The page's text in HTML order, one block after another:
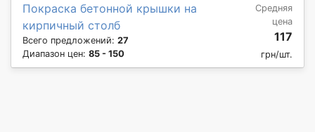
Покраска бетонной крышки на
кирпичный столб
Всего предложений: 27
Диапазон цен: 85 - 150
Средняя
цена
117
грн/шт.